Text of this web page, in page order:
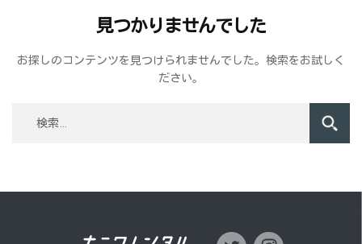
見つかりませんでした
お探しのコンテンツを見つけられませんでした。検索をお試しく
ださい。